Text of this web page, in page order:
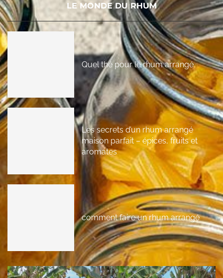
LE MONDE DU RHUM
Quel thé pour le rhum arrangé
Les secrets d’un rhum arrangé
maison parfait – épices, fruits et
aromates
comment faire un rhum arrangé